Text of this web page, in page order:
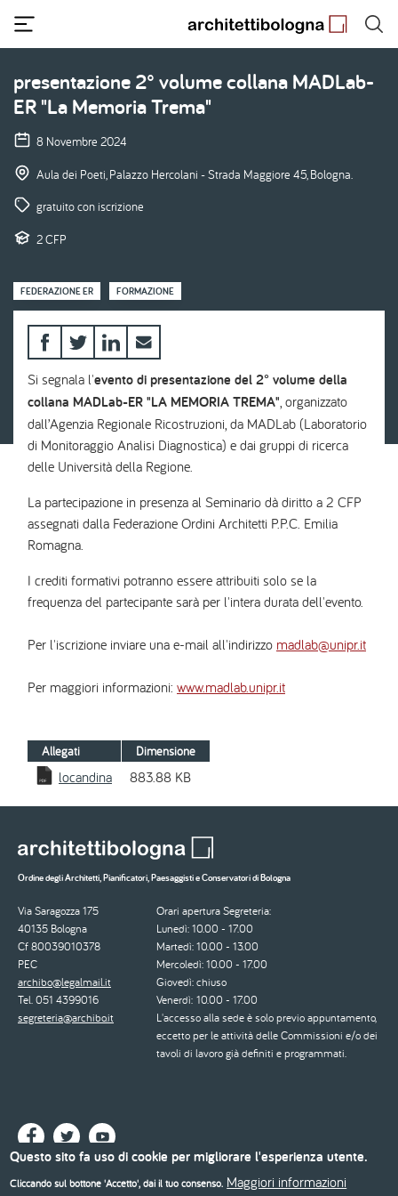
contenuto
principale
presentazione 2° volume collana MADLab-
ER "La Memoria Trema"
8 Novembre 2024
Aula dei Poeti, Palazzo Hercolani - Strada Maggiore 45, Bologna.
gratuito con iscrizione
2 CFP
FEDERAZIONE ER FORMAZIONE
Si segnala l'evento di presentazione del 2° volume della
collana MADLab-ER "LA MEMORIA TREMA", organizzato
dall’Agenzia Regionale Ricostruzioni, da MADLab (Laboratorio
di Monitoraggio Analisi Diagnostica) e dai gruppi di ricerca
delle Università della Regione.
La partecipazione in presenza al Seminario dà diritto a 2 CFP
assegnati dalla Federazione Ordini Architetti P.P.C. Emilia
Romagna.
I crediti formativi potranno essere attribuiti solo se la
frequenza del partecipante sarà per l'intera durata dell'evento.
Per l'iscrizione inviare una e-mail all'indirizzo madlab@unipr.it
Per maggiori informazioni: www.madlab.unipr.it
Allegati Dimensione
locandina 883.88 KB
Ordine degli Architetti, Pianificatori, Paesaggisti e Conservatori di Bologna
Via Saragozza 175
40135 Bologna
Cf 80039010378
PEC
archibo@legalmail.it
Tel. 051 4399016
segreteria@archibo.it
Orari apertura Segreteria:
Lunedì: 10.00 - 17.00
Martedì: 10.00 - 13.00
Mercoledì: 10.00 - 17.00
Giovedì: chiuso
Venerdì: 10.00 - 17.00
L'accesso alla sede è solo previo appuntamento,
eccetto per le attività delle Commissioni e/o dei
tavoli di lavoro già definiti e programmati.
Questo sito fa uso di cookie per migliorare l'esperienza utente.
Cliccando sul bottone 'Accetto', dai il tuo consenso. Maggiori informazioni